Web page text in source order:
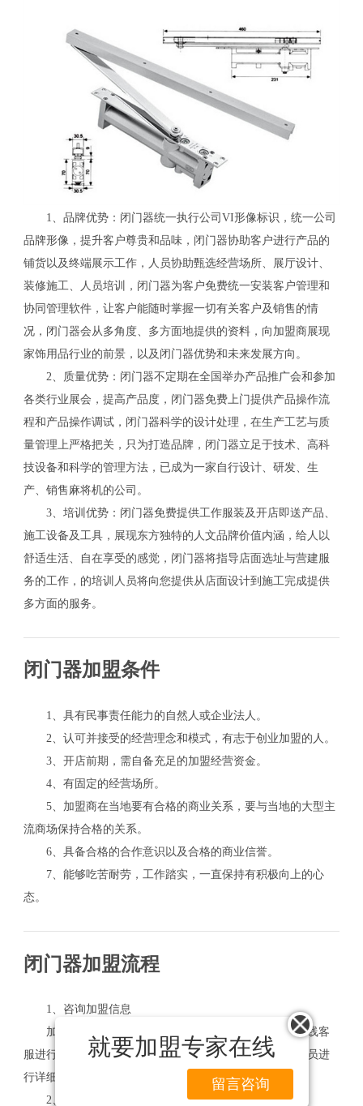
就要加盟专家在线
留言咨询
1、品牌优势：闭门器统一执行公司VI形像标识，统一公司
品牌形像，提升客户尊贵和品味，闭门器协助客户进行产品的
铺货以及终端展示工作，人员协助甄选经营场所、展厅设计、
装修施工、人员培训，闭门器为客户免费统一安装客户管理和
协同管理软件，让客户能随时掌握一切有关客户及销售的情
况，闭门器会从多角度、多方面地提供的资料，向加盟商展现
家饰用品行业的前景，以及闭门器优势和未来发展方向。
2、质量优势：闭门器不定期在全国举办产品推广会和参加
各类行业展会，提高产品度，闭门器免费上门提供产品操作流
程和产品操作调试，闭门器科学的设计处理，在生产工艺与质
量管理上严格把关，只为打造品牌，闭门器立足于技术、高科
技设备和科学的管理方法，已成为一家自行设计、研发、生
产、销售麻将机的公司。
3、培训优势：闭门器免费提供工作服装及开店即送产品、
施工设备及工具，展现东方独特的人文品牌价值内涵，给人以
舒适生活、自在享受的感觉，闭门器将指导店面选址与营建服
务的工作，的培训人员将向您提供从店面设计到施工完成提供
多方面的服务。
闭门器加盟条件
1、具有民事责任能力的自然人或企业法人。
2、认可并接受的经营理念和模式，有志于创业加盟的人。
3、开店前期，需自备充足的加盟经营资金。
4、有固定的经营场所。
5、加盟商在当地要有合格的商业关系，要与当地的大型主
流商场保持合格的关系。
6、具备合格的合作意识以及合格的商业信誉。
7、能够吃苦耐劳，工作踏实，一直保持有积极向上的心
态。
闭门器加盟流程
1、咨询加盟信息
加盟商如果对于闭门器品牌比较感兴趣，可以网上在线客
服进行资讯，也可拨打网站的免费电话，让公司的工作人员进
行详细的讲解。
2、实地考察